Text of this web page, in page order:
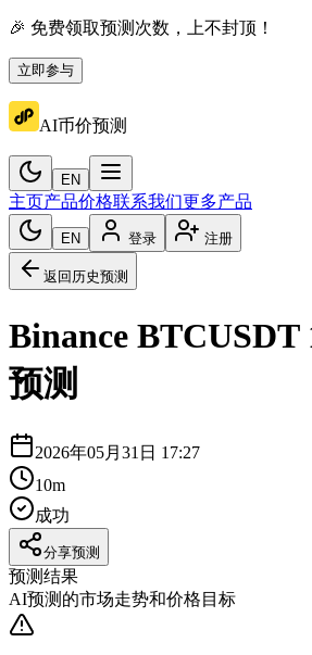
🎉 免费领取预测次数，上不封顶！
立即参与
AI币价预测
EN
主页产品价格联系我们更多产品
EN 登录 注册
返回历史预测
Binance BTCUSDT
预测
2026年05月31日 17:27
10m
成功
分享预测
预测结果
AI预测的市场走势和价格目标